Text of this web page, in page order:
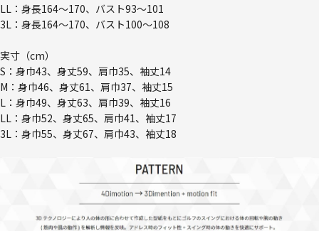
LL：身長164～170、バスト93～101
3L：身長164～170、バスト100～108
実寸（cm）
S：身巾43、身丈59、肩巾35、袖丈14
M：身巾46、身丈61、肩巾37、袖丈15
L：身巾49、身丈63、肩巾39、袖丈16
LL：身巾52、身丈65、肩巾41、袖丈17
3L：身巾55、身丈67、肩巾43、袖丈18